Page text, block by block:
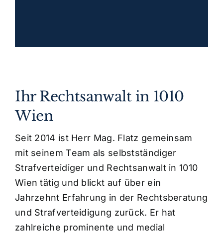
Ihr Rechtsanwalt in 1010
Wien
Seit 2014 ist Herr Mag. Flatz gemeinsam
mit seinem Team als selbstständiger
Strafverteidiger und Rechtsanwalt in 1010
Wien tätig und blickt auf über ein
Jahrzehnt Erfahrung in der Rechtsberatung
und Strafverteidigung zurück. Er hat
zahlreiche prominente und medial